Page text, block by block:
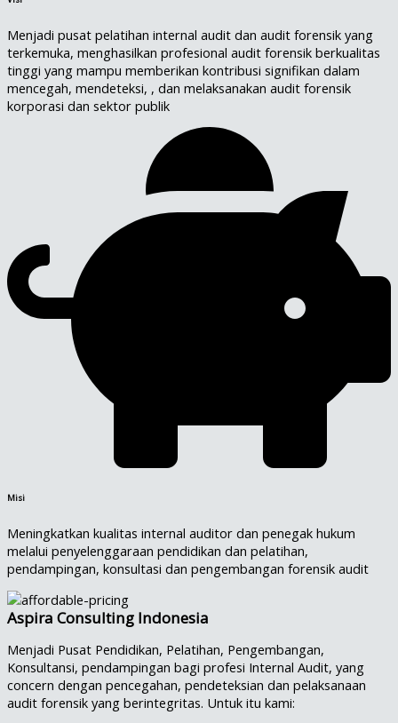
Menjadi pusat pelatihan internal audit dan audit forensik yang
terkemuka, menghasilkan profesional audit forensik berkualitas
tinggi yang mampu memberikan kontribusi signifikan dalam
mencegah, mendeteksi, , dan melaksanakan audit forensik
korporasi dan sektor publik
Misi
Meningkatkan kualitas internal auditor dan penegak hukum
melalui penyelenggaraan pendidikan dan pelatihan,
pendampingan, konsultasi dan pengembangan forensik audit
Aspira Consulting Indonesia
Menjadi Pusat Pendidikan, Pelatihan, Pengembangan,
Konsultansi, pendampingan bagi profesi Internal Audit, yang
concern dengan pencegahan, pendeteksian dan pelaksanaan
audit forensik yang berintegritas. Untuk itu kami: